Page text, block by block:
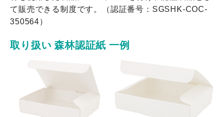
て販売できる制度です。（認証番号：SGSHK-COC-
350564）
取り扱い 森林認証紙 一例